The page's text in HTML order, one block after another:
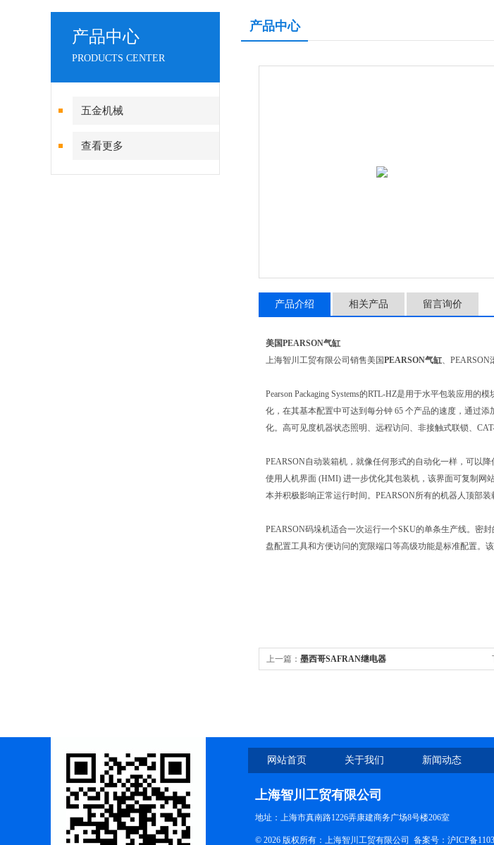
产品中心
PRODUCTS CENTER
五金机械
查看更多
产品中心
产品介绍 相关产品 留言询价
美国PEARSON气缸
上海智川工贸有限公司销售美国PEARSON气缸、PEARSON
Pearson Packaging Systems的RTL-HZ是用于水平包装应用
化，在其基本配置中可达到每分钟 65 个产品的速度，通过
化。高可见度机器状态照明、远程访问、非接触式联锁、
PEARSON自动装箱机，就像任何形式的自动化一样，可以
使用人机界面 (HMI) 进一步优化其包装机，该界面可复制网
本并积极影响正常运行时间。PEARSON所有的机器人顶部
PEARSON码垛机适合一次运行一个SKU的单条生产线。密
盘配置工具和方便访问的宽限端口等高级功能是标准配置。
上一篇： 墨西哥SAFRAN继电器
网站首页 关于我们 新闻动态
上海智川工贸有限公司
地址：上海市真南路1226弄康建商务广场8号楼206室
© 2026 版权所有：上海智川工贸有限公司 备案号： 沪ICP备